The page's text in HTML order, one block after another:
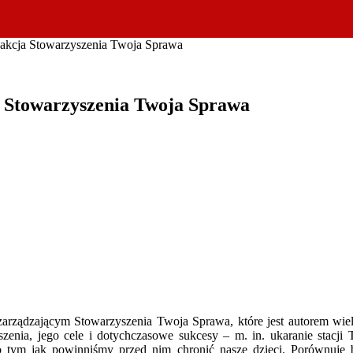
Stowarzyszenia Twoja Sprawa
Twoja Sprawa
Stowarzyszenia Twoja Sprawa, które jest autorem
jego cele i dotychczasowe sukcesy – m. in. ukaranie
jak powinniśmy przed nim chronić nasze dzieci.